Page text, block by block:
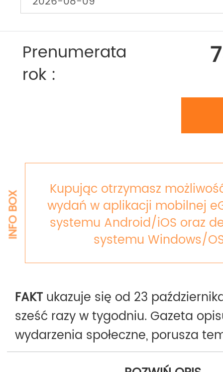
Prenumerata
rok :
INFO BOX
Kupując otrzymasz
wydań w aplikacji mobilnej
systemu Android/iOS oraz
systemu Windows/
FAKT ukazuje się od 23
sześć razy w tygodniu. Gazeta
wydarzenia społeczne, porusza
polityczne, kulturalne i sportowe.